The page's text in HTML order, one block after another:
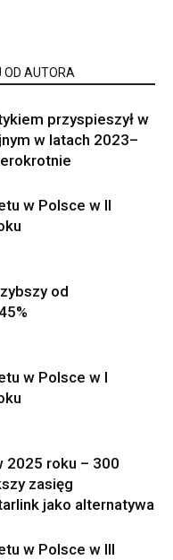
OD AUTORA
przyspieszył w
w latach 2023–
w Polsce w II
od
w Polsce w I
2025 roku – 300
zasięg
jako alternatywa
w Polsce w III